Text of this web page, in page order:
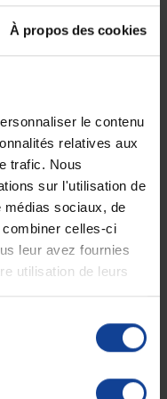
À propos des cookies
le contenu
relatives aux
trafic. Nous
sur l'utilisation de
médias sociaux, de
celles-ci
leur avez fournies
utilisation de leurs
EN STOCK
Culotte Maxi Intraversable
Culotte Maxi Intraversable
Blanche - Taille 3